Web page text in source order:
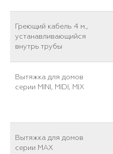
Греющий кабель 4 м.,
устанавливающийся
внутрь трубы
Вытяжка для домов
серии MINI, MIDI, MIX
Вытяжка для домов
серии MAX